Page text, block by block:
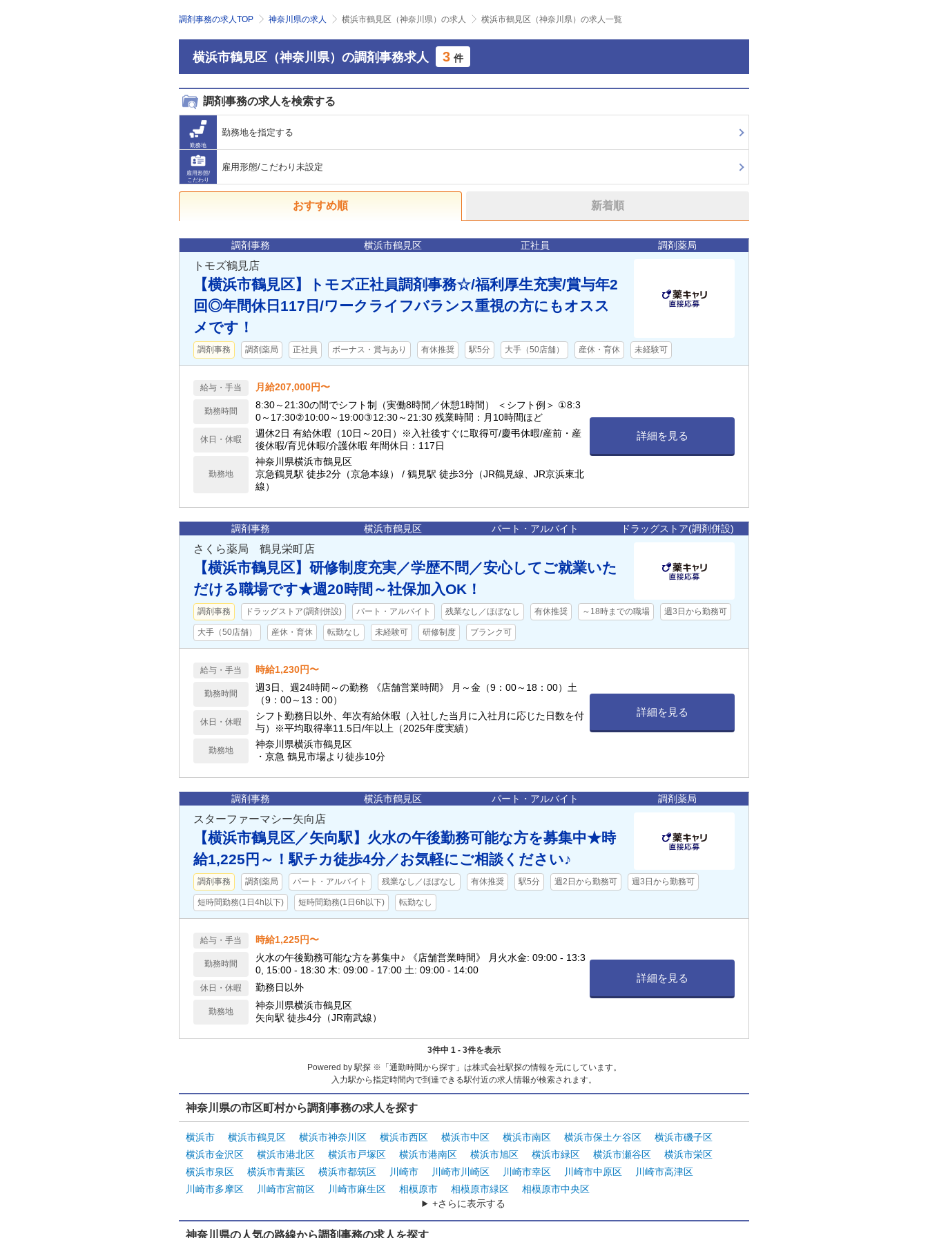
調剤事務の求人TOP 神奈川県の求人 横浜市鶴見区（神奈川県）の求人 横浜市鶴見区（神奈川県）の求人一覧
横浜市鶴見区（神奈川県）の調剤事務求人 3 件
調剤事務の求人を検索する
勤務地
勤務地を指定する
雇用形態/
こだわり
雇用形態/こだわり未設定
おすすめ順 新着順
調剤事務 横浜市鶴見区 正社員 調剤薬局
トモズ鶴見店
【横浜市鶴見区】トモズ正社員調剤事務☆/福利厚生充実/賞与年2
回◎年間休日117日/ワークライフバランス重視の方にもオスス
メです！
調剤事務 調剤薬局 正社員 ボーナス・賞与あり 有休推奨 駅5分 大手（50店舗） 産休・育休 未経験可
給与・手当 月給207,000円〜
勤務時間
8:30～21:30の間でシフト制（実働8時間／休憩1時間） ＜シフト例＞ ①8:3
0～17:30②10:00～19:00③12:30～21:30 残業時間：月10時間ほど
休日・休暇
週休2日 有給休暇（10日～20日）※入社後すぐに取得可/慶弔休暇/産前・産
後休暇/育児休暇/介護休暇 年間休日：117日
勤務地
神奈川県横浜市鶴見区
京急鶴見駅 徒歩2分（京急本線） / 鶴見駅 徒歩3分（JR鶴見線、JR京浜東北
線）
詳細を見る
調剤事務 横浜市鶴見区 パート・アルバイト ドラッグストア(調剤併設)
さくら薬局 鶴見栄町店
【横浜市鶴見区】研修制度充実／学歴不問／安心してご就業いた
だける職場です★週20時間～社保加入OK！
調剤事務 ドラッグストア(調剤併設) パート・アルバイト 残業なし／ほぼなし 有休推奨 ～18時までの職場 週3日から勤務可
大手（50店舗） 産休・育休 転勤なし 未経験可 研修制度 ブランク可
給与・手当 時給1,230円〜
勤務時間
週3日、週24時間～の勤務 《店舗営業時間》 月～金（9：00～18：00）土
（9：00～13：00）
休日・休暇
シフト勤務日以外、年次有給休暇（入社した当月に入社月に応じた日数を付
与）※平均取得率11.5日/年以上（2025年度実績）
勤務地
神奈川県横浜市鶴見区
・京急 鶴見市場より徒歩10分
詳細を見る
調剤事務 横浜市鶴見区 パート・アルバイト 調剤薬局
スターファーマシー矢向店
【横浜市鶴見区／矢向駅】火水の午後勤務可能な方を募集中★時
給1,225円～！駅チカ徒歩4分／お気軽にご相談ください♪
調剤事務 調剤薬局 パート・アルバイト 残業なし／ほぼなし 有休推奨 駅5分 週2日から勤務可 週3日から勤務可
短時間勤務(1日4h以下) 短時間勤務(1日6h以下) 転勤なし
給与・手当 時給1,225円〜
勤務時間
火水の午後勤務可能な方を募集中♪ 《店舗営業時間》 月火水金: 09:00 - 13:3
0, 15:00 - 18:30 木: 09:00 - 17:00 土: 09:00 - 14:00
休日・休暇 勤務日以外
勤務地
神奈川県横浜市鶴見区
矢向駅 徒歩4分（JR南武線）
詳細を見る
3件中 1 - 3件を表示
Powered by 駅探 ※「通勤時間から探す」は株式会社駅探の情報を元にしています。
入力駅から指定時間内で到達できる駅付近の求人情報が検索されます。
神奈川県の市区町村から調剤事務の求人を探す
横浜市 横浜市鶴見区 横浜市神奈川区 横浜市西区 横浜市中区 横浜市南区 横浜市保土ケ谷区
横浜市磯子区
横浜市金沢区
横浜市港北区 横浜市戸塚区 横浜市港南区 横浜市旭区 横浜市緑区 横浜市瀬谷区
横浜市栄区
横浜市泉区
横浜市青葉区 横浜市都筑区 川崎市 川崎市川崎区 川崎市幸区 川崎市中原区
川崎市高津区
川崎市多摩区
川崎市宮前区 川崎市麻生区 相模原市 相模原市緑区
相模原市中央区
+さらに表示する
神奈川県の人気の路線から調剤事務の求人を探す